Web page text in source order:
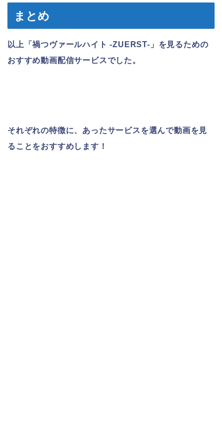
まとめ
以上「禍つヴァールハイト -ZUERST-」を見るための
おすすめ動画配信サービスでした。
それぞれの特徴に、あったサービスを選んで動画を見
ることをおすすめします！